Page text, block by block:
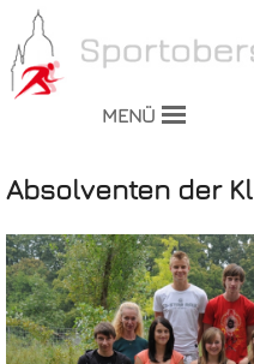
MENÜ
Absolventen der